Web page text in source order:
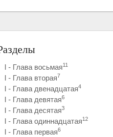
I - Глава восьмая11
I - Глава вторая7
I - Глава двенадцатая4
I - Глава девятая6
I - Глава десятая3
I - Глава одиннадцатая12
I - Глава первая6